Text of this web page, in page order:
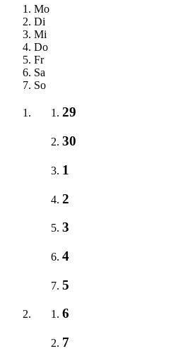
Mo
Di
Mi
Do
Fr
Sa
So
29
30
1
2
3
4
5
6
7